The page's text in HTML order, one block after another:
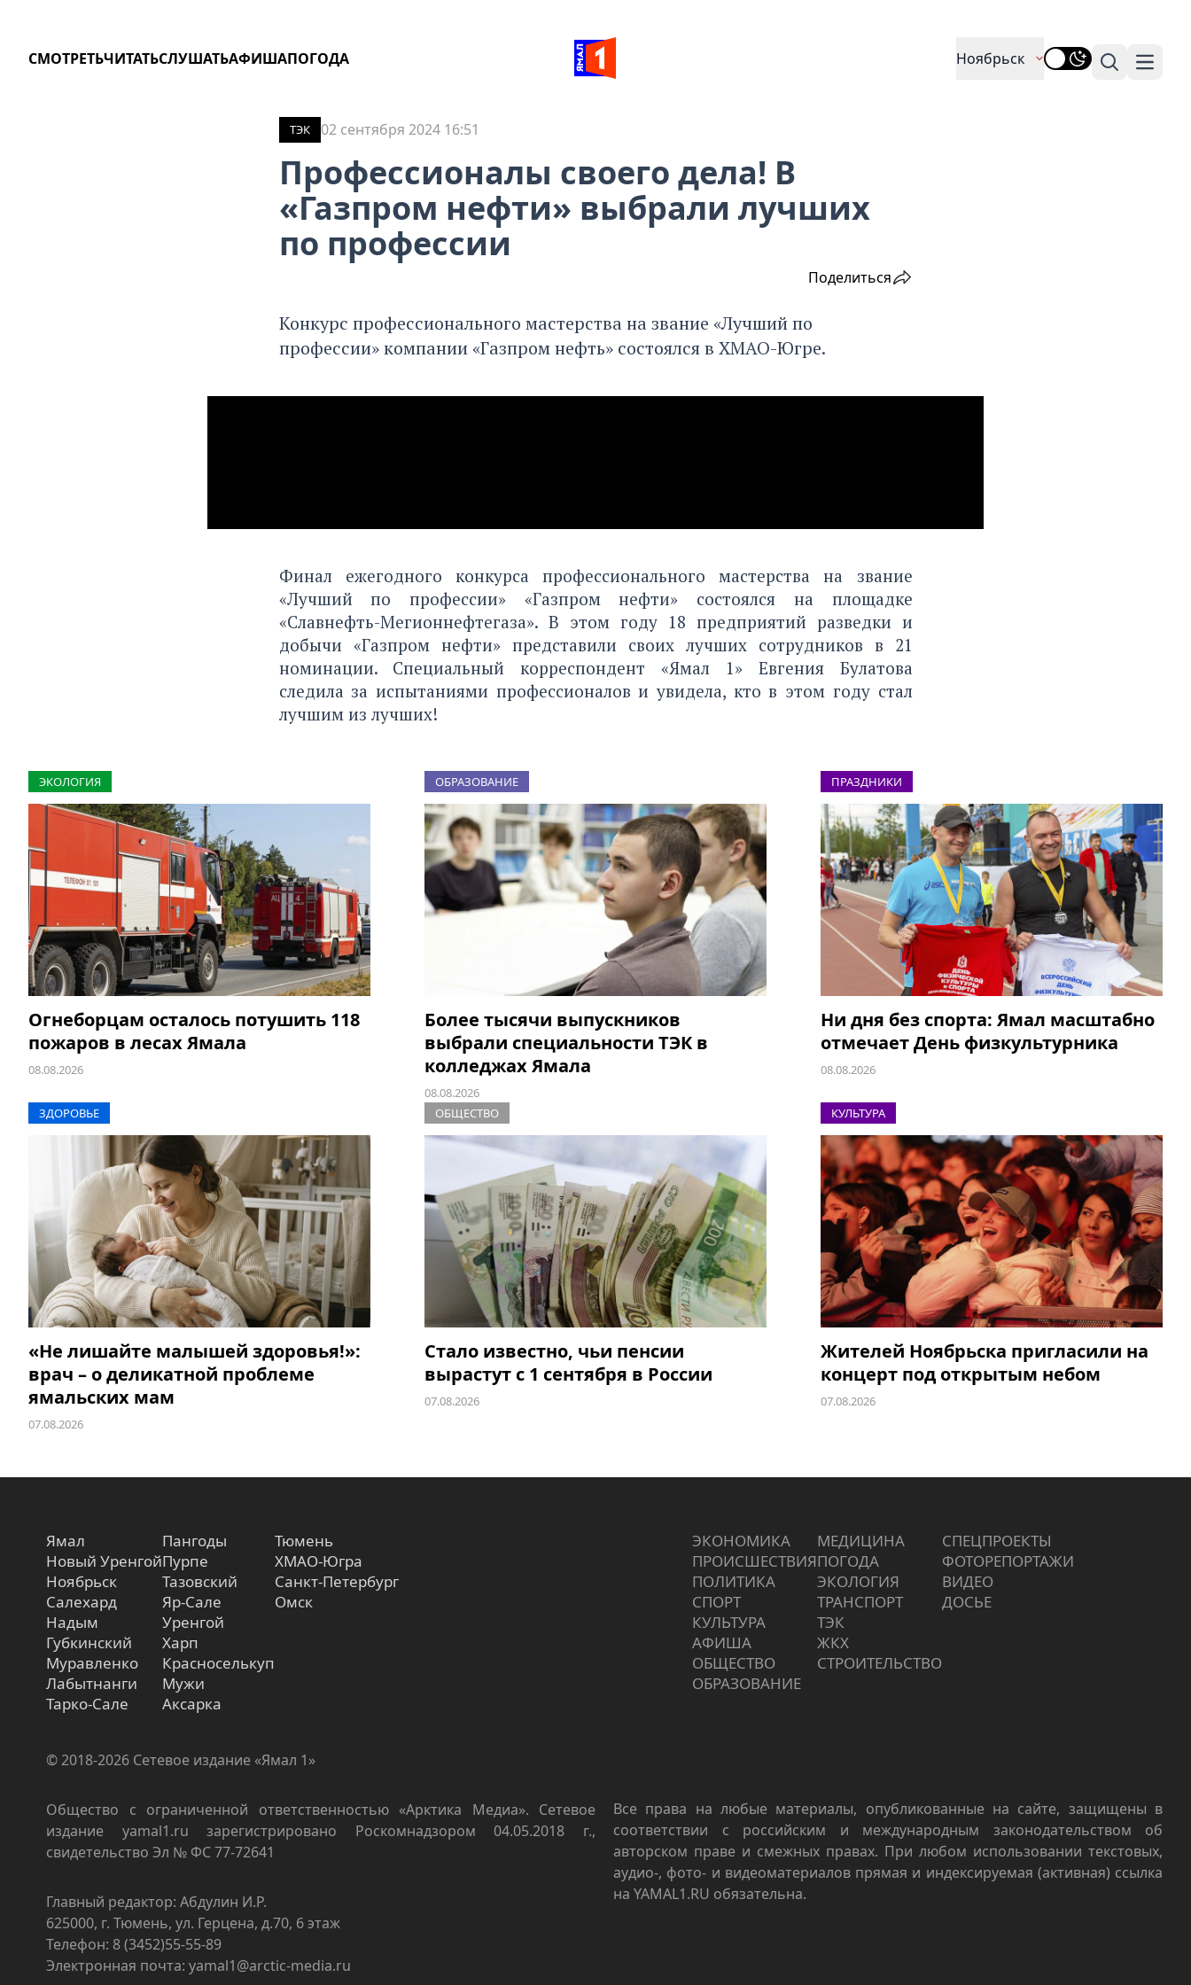
СМОТРЕТЬЧИТАТЬСЛУШАТЬАФИШАПОГОДА Ноябрьск
Поиск
ТЭК 02 сентября 2024 16:51
Профессионалы своего дела! В
«Газпром нефти» выбрали лучших
по профессии
Поделиться
Конкурс профессионального мастерства на звание «Лучший по
профессии» компании «Газпром нефть» состоялся в ХМАО-Югре.
Финал ежегодного конкурса профессионального мастерства на звание
«Лучший по профессии» «Газпром нефти» состоялся на площадке
«Славнефть-Мегионнефтегаза». В этом году 18 предприятий разведки и
добычи «Газпром нефти» представили своих лучших сотрудников в 21
номинации. Специальный корреспондент «Ямал 1» Евгения Булатова
следила за испытаниями профессионалов и увидела, кто в этом году стал
лучшим из лучших!
ЭКОЛОГИЯ
Огнеборцам осталось потушить 118
пожаров в лесах Ямала
08.08.2026
ОБРАЗОВАНИЕ
Более тысячи выпускников
выбрали специальности ТЭК в
колледжах Ямала
08.08.2026
ПРАЗДНИКИ
Ни дня без спорта: Ямал масштабно
отмечает День физкультурника
08.08.2026
ЗДОРОВЬЕ
«Не лишайте малышей здоровья!»:
врач – о деликатной проблеме
ямальских мам
07.08.2026
ОБЩЕСТВО
Стало известно, чьи пенсии
вырастут с 1 сентября в России
07.08.2026
КУЛЬТУРА
Жителей Ноябрьска пригласили на
концерт под открытым небом
07.08.2026
Ямал
Новый Уренгой
Ноябрьск
Салехард
Надым
Губкинский
Муравленко
Лабытнанги
Тарко-Сале
Пангоды
Пурпе
Тазовский
Яр-Сале
Уренгой
Харп
Красноселькуп
Мужи
Аксарка
Тюмень
ХМАО-Югра
Санкт-Петербург
Омск
ЭКОНОМИКА
ПРОИCШЕСТВИЯ
ПОЛИТИКА
СПОРТ
КУЛЬТУРА
АФИША
ОБЩЕСТВО
ОБРАЗОВАНИЕ
МЕДИЦИНА
ПОГОДА
ЭКОЛОГИЯ
ТРАНСПОРТ
ТЭК
ЖКХ
СТРОИТЕЛЬСТВО
СПЕЦПРОЕКТЫ
ФОТОРЕПОРТАЖИ
ВИДЕО
ДОСЬЕ
© 2018-2026 Сетевое издание «Ямал 1»
Общество с ограниченной ответственностью «Арктика Медиа». Сетевое
издание yamal1.ru зарегистрировано Роскомнадзором 04.05.2018 г.,
свидетельство Эл № ФС 77-72641
Главный редактор: Абдулин И.Р.
625000, г. Тюмень, ул. Герцена, д.70, 6 этаж
Телефон: 8 (3452)55-55-89
Электронная почта: yamal1@arctic-media.ru
Все права на любые материалы, опубликованные на сайте, защищены в
соответствии с российским и международным законодательством об
авторском праве и смежных правах. При любом использовании текстовых,
аудио-, фото- и видеоматериалов прямая и индексируемая (активная) ссылка
на YAMAL1.RU обязательна.